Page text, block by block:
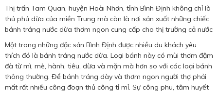
Thị trấn Tam Quan, huyện Hoài Nhơn, tỉnh Bình Định không chỉ là
thủ phủ dừa của miền Trung mà còn là nơi sản xuất những chiếc
bánh tráng nước dừa thơm ngon cung cấp cho thị trường cả nước
Một trong những đặc sản Bình Định được nhiều du khách yêu
thích đó là bánh tráng nước dừa. Loại bánh này có mùi thơm đậm
đà từ mì, mè, hành, tiêu, dừa và mặn mà hơn so với các loại bánh
thông thường. Để bánh tráng dày và thơm ngon người thợ phải
mất rất nhiều công đoạn thủ công tỉ mỉ. Sự công phu, tâm huyết